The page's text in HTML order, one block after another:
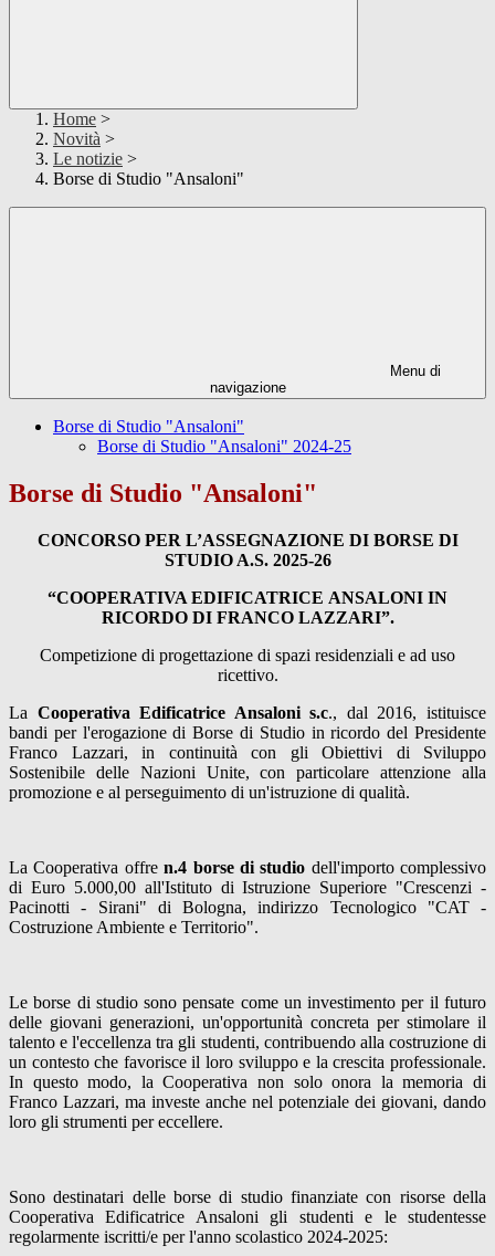
Home >
Novità >
Le notizie >
Borse di Studio "Ansaloni"
Menu di
navigazione
Borse di Studio "Ansaloni"
Borse di Studio "Ansaloni" 2024-25
Borse di Studio "Ansaloni"
CONCORSO PER L’ASSEGNAZIONE DI BORSE DI
STUDIO A.S. 2025-26
“COOPERATIVA EDIFICATRICE ANSALONI IN
RICORDO DI FRANCO LAZZARI”.
Competizione di progettazione di spazi residenziali e ad uso
ricettivo.
La Cooperativa Edificatrice Ansaloni s.c., dal 2016, istituisce
bandi per l'erogazione di Borse di Studio in ricordo del Presidente
Franco Lazzari, in continuità con gli Obiettivi di Sviluppo
Sostenibile delle Nazioni Unite, con particolare attenzione alla
promozione e al perseguimento di un'istruzione di qualità.
La Cooperativa offren.4 borse distudio dell'importo complessivo
di Euro 5.000,00 all'Istitutodi Istruzione Superiore "Crescenzi -
Pacinotti - Sirani" di Bologna, indirizzo Tecnologico "CAT -
Costruzione Ambiente e Territorio".
Le borse di studio sono pensate come un investimento per il futuro
delle giovani generazioni, un'opportunità concreta per stimolare il
talento e l'eccellenza tra gli studenti, contribuendo alla costruzione di
un contesto che favorisce il loro sviluppo e la crescita professionale.
In questo modo, la Cooperativa non solo onora la memoria di
Franco Lazzari, ma investe anche nel potenziale dei giovani, dando
loro gli strumenti per eccellere.
Sono destinatari delle borse di studio finanziate con risorse della
Cooperativa Edificatrice Ansaloni gli studenti e le studentesse
regolarmente iscritti/e per l'anno scolastico 2024-2025: